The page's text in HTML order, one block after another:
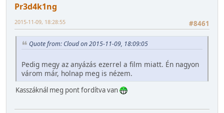
Pr3d4k1ng
#8461
2015-11-09, 18:28:55
Quote from: Cloud on 2015-11-09, 18:09:05
Pedig megy az anyázás ezerrel a film miatt. Én nagyon
várom már, holnap meg is nézem.
Kasszáknál meg pont fordítva van